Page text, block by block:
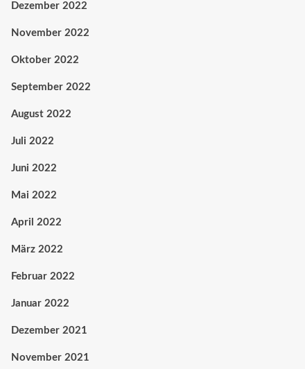
Dezember 2022
November 2022
Oktober 2022
September 2022
August 2022
Juli 2022
Juni 2022
Mai 2022
April 2022
März 2022
Februar 2022
Januar 2022
Dezember 2021
November 2021